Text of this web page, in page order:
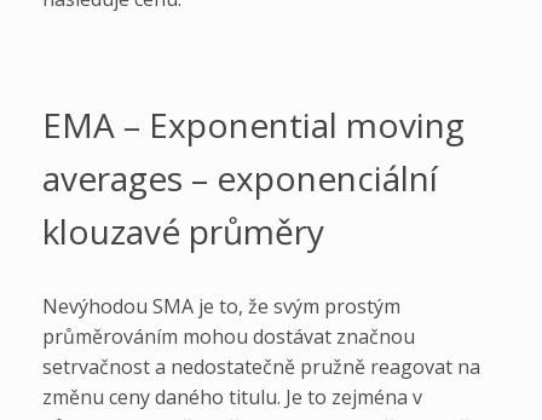
EMA – Exponential moving
averages – exponenciální
klouzavé průměry
Nevýhodou SMA je to, že svým prostým
průměrováním mohou dostávat značnou
setrvačnost a nedostatečně pružně reagovat na
změnu ceny daného titulu. Je to zejména v